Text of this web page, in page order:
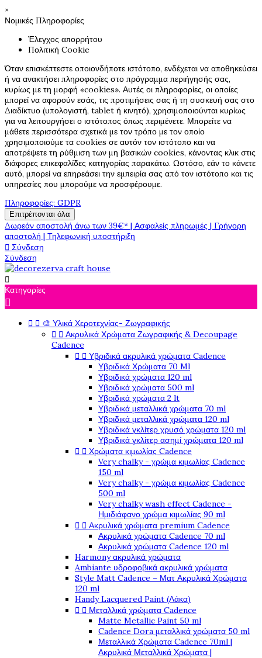
×
Νομικές Πληροφορίες
Έλεγχος απορρήτου
Πολιτική Cookie
Όταν επισκέπτεστε οποιονδήποτε ιστότοπο, ενδέχεται να αποθηκεύσει
ή να ανακτήσει πληροφορίες στο πρόγραμμα περιήγησής σας,
κυρίως με τη μορφή «cookies». Αυτές οι πληροφορίες, οι οποίες
μπορεί να αφορούν εσάς, τις προτιμήσεις σας ή τη συσκευή σας στο
Διαδίκτυο (υπολογιστή, tablet ή κινητό), χρησιμοποιούνται κυρίως
για να λειτουργήσει ο ιστότοπος όπως περιμένετε. Μπορείτε να
μάθετε περισσότερα σχετικά με τον τρόπο με τον οποίο
χρησιμοποιούμε τα cookies σε αυτόν τον ιστότοπο και να
αποτρέψετε τη ρύθμιση των μη βασικών cookies, κάνοντας κλικ στις
διάφορες επικεφαλίδες κατηγορίας παρακάτω. Ωστόσο, εάν το κάνετε
αυτό, μπορεί να επηρεάσει την εμπειρία σας από τον ιστότοπο και τις
υπηρεσίες που μπορούμε να προσφέρουμε.
Πληροφορίες: GDPR
Επιτρέπονται όλα
Δωρεάν αποστολή άνω των 39€* | Ασφαλείς πληρωμές | Γρήγορη
αποστολή | Τηλεφωνική υποστήριξη
 Σύνδεση
Σύνδεση

Κατηγορίες

  🎨 Υλικά Χεροτεχνίας- Ζωγραφικής
  Ακρυλικά Χρώματα Ζωγραφικής & Decoupage
Cadence
  Υβριδικά ακρυλικά χρώματα Cadence
Υβριδικά Χρώματα 70 Ml
Υβριδικά χρώματα 120 ml
Υβριδικά χρώματα 500 ml
Υβριδικά χρώματα 2 lt
Υβριδικά μεταλλικά χρώματα 70 ml
Υβριδικά μεταλλικά χρώματα 120 ml
Υβριδικά γκλίτερ χρυσό χρώματα 120 ml
Υβριδικά γκλίτερ ασημί χρώματα 120 ml
  Χρώματα κιμωλίας Cadence
Very chalky - χρώμα κιμωλίας Cadence
150 ml
Very chalky - χρώμα κιμωλίας Cadence
500 ml
Very chalky wash effect Cadence -
Ημιδιάφανο χρώμα κιμωλίας 90 ml
  Ακρυλικά χρώματα premium Cadence
Ακρυλικά χρώματα Cadence 70 ml
Ακρυλικά χρώματα Cadence 120 ml
Harmony ακρυλικά χρώματα
Ambiante υδροφοβικά ακρυλικά χρώματα
Style Matt Cadence – Ματ Ακρυλικά Χρώματα
120 ml
Handy Lacquered Paint (Λάκα)
  Μεταλλικά χρώματα Cadence
Matte Metallic Paint 50 ml
Cadence Dora μεταλλικά χρώματα 50 ml
Μεταλλικά Χρώματα Cadence 70ml |
Ακρυλικά Μεταλλικά Χρώματα |